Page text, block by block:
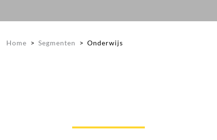
Home > Segmenten > Onderwijs